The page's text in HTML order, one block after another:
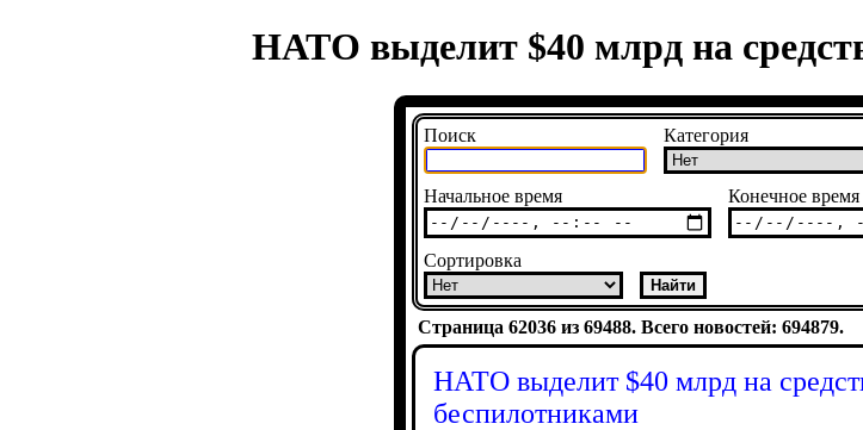
НАТО выделит $40 млрд на
Поиск Категория
Начальное время Конечное время
Сортировка
Страница 62036 из 69488. Всего новостей: 694879.
НАТО выделит $40 млрд на
беспилотниками